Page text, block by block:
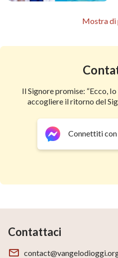
Mostra di
Il Signore promise: “Ecco,
accogliere il ritorno del
Connettiti con
Contattaci